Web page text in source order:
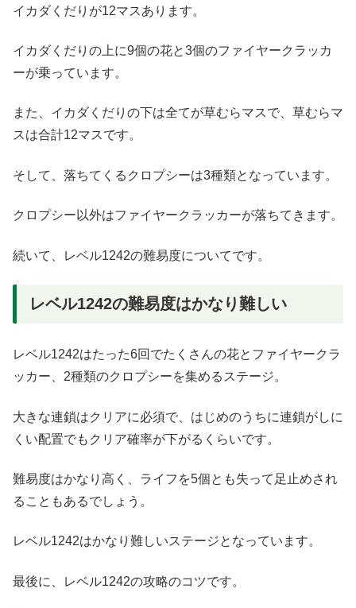
イカダくだりが12マスあります。
イカダくだりの上に9個の花と3個のファイヤークラッカ
ーが乗っています。
また、イカダくだりの下は全てが草むらマスで、草むらマ
スは合計12マスです。
そして、落ちてくるクロプシーは3種類となっています。
クロプシー以外はファイヤークラッカーが落ちてきます。
続いて、レベル1242の難易度についてです。
レベル1242の難易度はかなり難しい
レベル1242はたった6回でたくさんの花とファイヤークラ
ッカー、2種類のクロプシーを集めるステージ。
大きな連鎖はクリアに必須で、はじめのうちに連鎖がしに
くい配置でもクリア確率が下がるくらいです。
難易度はかなり高く、ライフを5個とも失って足止めされ
ることもあるでしょう。
レベル1242はかなり難しいステージとなっています。
最後に、レベル1242の攻略のコツです。